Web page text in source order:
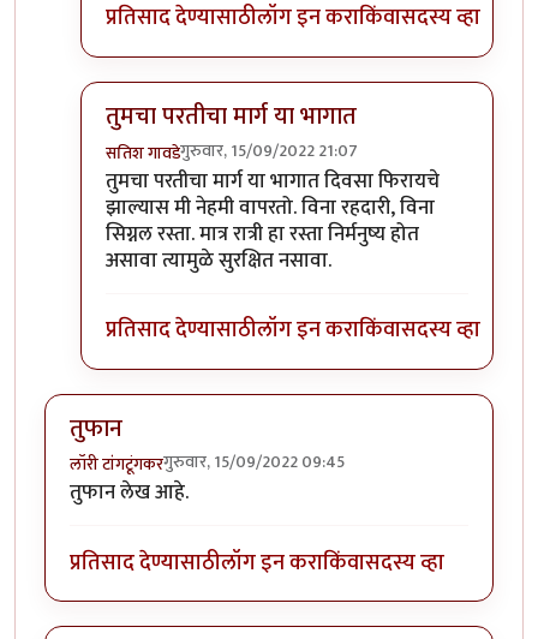
प्रतिसाद देण्यासाठीलॉग इन कराकिंवासदस्य व्हा
तुमचा परतीचा मार्ग या भागात
सतिश गावडेगुरुवार, 15/09/2022 21:07
In reply toपरवा पुण्यातून कात्रजमार्गेbyश्रीगुरुजी
तुमचा परतीचा मार्ग या भागात दिवसा फिरायचे
झाल्यास मी नेहमी वापरतो. विना रहदारी, विना
सिग्नल रस्ता. मात्र रात्री हा रस्ता निर्मनुष्य होत
असावा त्यामुळे सुरक्षित नसावा.
प्रतिसाद देण्यासाठीलॉग इन कराकिंवासदस्य व्हा
तुफान
लॉरी टांगटूंगकरगुरुवार, 15/09/2022 09:45
तुफान लेख आहे.
प्रतिसाद देण्यासाठीलॉग इन कराकिंवासदस्य व्हा